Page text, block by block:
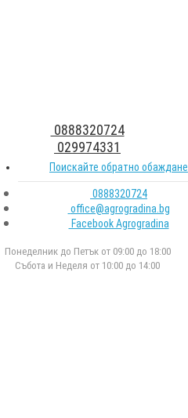
0888320724
029974331
Поискайте обратно обаждане
0888320724
office@agrogradina.bg
Facebook Agrogradina
Понеделник до Петък от 09:00 до 18:00
Събота и Неделя от 10:00 до 14:00